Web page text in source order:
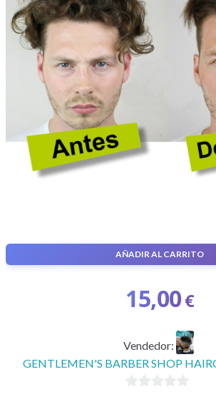
Alisado
15,00€
AÑADIR AL CARRITO
Vendedor:
GENTLEMEN'S BARBER SHOP